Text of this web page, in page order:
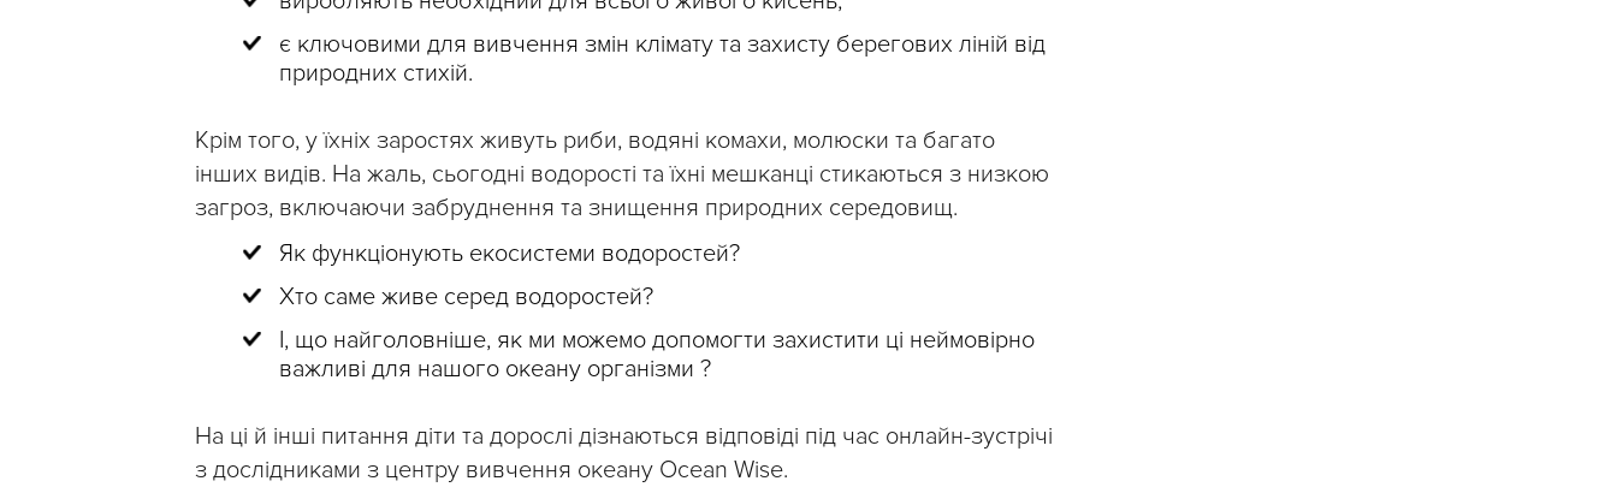
є ключовими для вивчення змін клімату та захисту берегових ліній від
природних стихій.
Крім того, у їхніх заростях живуть риби, водяні комахи, молюски та багато
інших видів. На жаль, сьогодні водорості та їхні мешканці стикаються з низкою
загроз, включаючи забруднення та знищення природних середовищ.
Як функціонують екосистеми водоростей?
Хто саме живе серед водоростей?
І, що найголовніше, як ми можемо допомогти захистити ці неймовірно
важливі для нашого океану організми ?
На ці й інші питання діти та дорослі дізнаються відповіді під час онлайн-зустрічі
з дослідниками з центру вивчення океану Ocean Wise.